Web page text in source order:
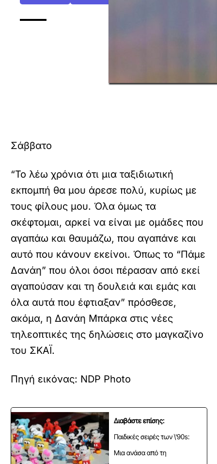
Σάββατο
“Το λέω χρόνια ότι μια ταξιδιωτική
εκπομπή θα μου άρεσε πολύ, κυρίως με
τους φίλους μου. Όλα όμως τα
σκέφτομαι, αρκεί να είναι με ομάδες που
αγαπάω και θαυμάζω, που αγαπάνε και
αυτό που κάνουν εκείνοι. Όπως το “Πάμε
Δανάη” που όλοι όσοι πέρασαν από εκεί
αγαπούσαν και τη δουλειά και εμάς και
όλα αυτά που έφτιαξαν” πρόσθεσε,
ακόμα, η Δανάη Μπάρκα στις νέες
τηλεοπτικές της δηλώσεις στο μαγκαζίνο
του ΣΚΑΪ.
Πηγή εικόνας: NDP Photo
Διαβάστε επίσης:
Παιδικές σειρές των \'90s:
Μια ανάσα από τη